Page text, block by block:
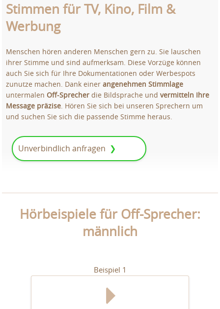
Stimmen für TV, Kino, Film &
Werbung
Menschen hören anderen Menschen gern zu. Sie lauschen
ihrer Stimme und sind aufmerksam. Diese Vorzüge können
auch Sie sich für Ihre Dokumentationen oder Werbespots
zunutze machen. Dank einerangenehmen Stimmlage
untermalen Off-Sprecher die Bildsprache undvermitteln Ihre
Message präzise. Hören Sie sich bei unseren Sprechern um
und suchen Sie sich die passende Stimme heraus.
Unverbindlich anfragen
Hörbeispiele für Off-Sprecher:
männlich
Beispiel 1